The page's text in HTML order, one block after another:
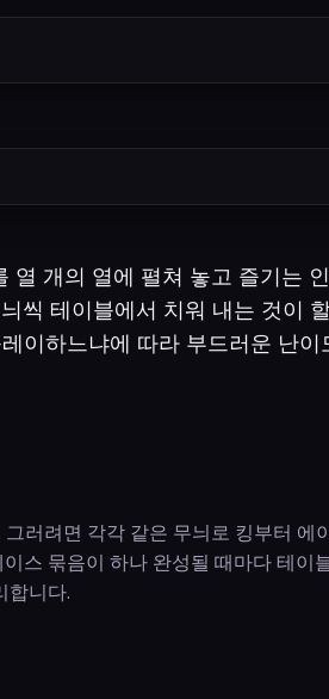
개의 열에 펼쳐 놓고 즐기는
씩 테이블에서 치워 내는 것이
이하느냐에 따라 부드러운 난
러려면 각각 같은 무늬로 킹부터 에
스 묶음이 하나 완성될 때마다 테이
합니다.